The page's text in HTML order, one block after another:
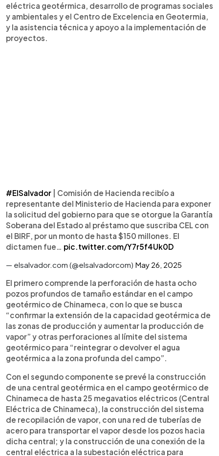
eléctrica geotérmica, desarrollo de programas sociales
y ambientales y el Centro de Excelencia en Geotermia,
y la asistencia técnica y apoyo a la implementación de
proyectos.
#ElSalvador | Comisión de Hacienda recibío a
representante del Ministerio de Hacienda para exponer
la solicitud del gobierno para que se otorgue la Garantía
Soberana del Estado al préstamo que suscriba CEL con
el BIRF, por un monto de hasta $150 millones. El
dictamen fue… pic.twitter.com/Y7r5f4Uk0D
— elsalvador.com (@elsalvadorcom) May 26, 2025
El primero comprende la perforación de hasta ocho
pozos profundos de tamaño estándar en el campo
geotérmico de Chinameca, con lo que se busca
“confirmar la extensión de la capacidad geotérmica de
las zonas de producción y aumentar la producción de
vapor” y otras perforaciones al límite del sistema
geotérmico para “reintegrar o devolver el agua
geotérmica a la zona profunda del campo”.
Con el segundo componente se prevé la construcción
de una central geotérmica en el campo geotérmico de
Chinameca de hasta 25 megavatios eléctricos (Central
Eléctrica de Chinameca), la construcción del sistema
de recopilación de vapor, con una red de tuberías de
acero para transportar el vapor desde los pozos hacia
dicha central; y la construcción de una conexión de la
central eléctrica a la subestación eléctrica para